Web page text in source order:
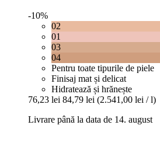
-10%
02
01
03
04
Pentru toate tipurile de piele
Finisaj mat și delicat
Hidratează și hrănește
76,23 lei 84,79 lei (2.541,00 lei / l)
Livrare până la data de 14. august